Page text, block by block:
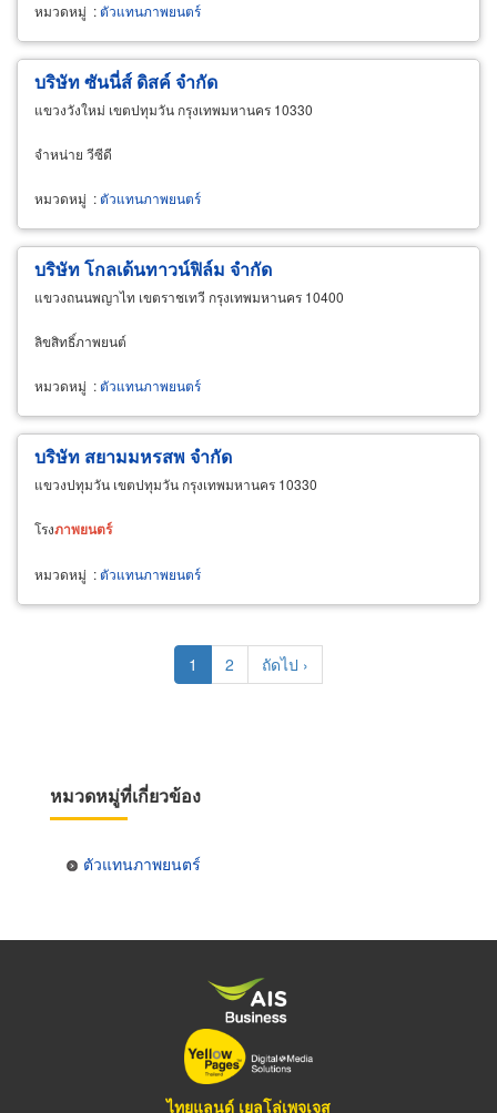
หมวดหมู่ :ตัวแทนภาพยนตร์
บริษัท ซันนี่ส์ ดิสค์ จำกัด
แขวงวังใหม่ เขตปทุมวัน กรุงเทพมหานคร 10330
จำหน่าย วีซีดี
หมวดหมู่ :ตัวแทนภาพยนตร์
บริษัท โกลเด้นทาวน์ฟิล์ม จำกัด
แขวงถนนพญาไท เขตราชเทวี กรุงเทพมหานคร 10400
ลิขสิทธิ์ภาพยนต์
หมวดหมู่ :ตัวแทนภาพยนตร์
บริษัท สยามมหรสพ จำกัด
แขวงปทุมวัน เขตปทุมวัน กรุงเทพมหานคร 10330
โรงภาพยนตร์
หมวดหมู่ :ตัวแทนภาพยนตร์
Current
page
1 Page
2
Next
page
ถัดไป ›
หมวดหมู่ที่เกี่ยวข้อง
ตัวแทนภาพยนตร์
ไทยแลนด์ เยลโล่เพจเจส